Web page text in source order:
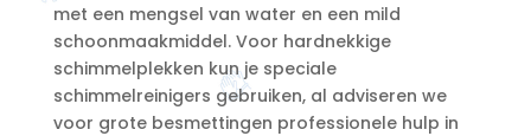
met een mengsel van water en een mild
schoonmaakmiddel.​ Voor hardnekkige
schimmelplekken kun je speciale
schimmelreinigers gebruiken, al adviseren we
voor grote besmettingen professionele hulp in